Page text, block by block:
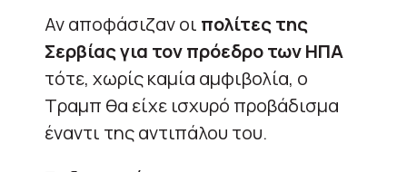
Αν αποφάσιζαν οι πολίτες της
Σερβίας για τον πρόεδρο των ΗΠΑ
τότε, χωρίς καμία αμφιβολία, ο
Τραμπ θα είχε ισχυρό προβάδισμα
έναντι της αντιπάλου του.